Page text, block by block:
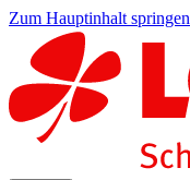
Zum Hauptinhalt springen